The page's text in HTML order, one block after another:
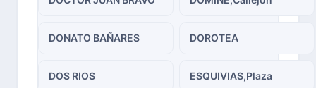
DONATO BAÑARES DOROTEA
DOS RIOS ESQUIVIAS,Plaza